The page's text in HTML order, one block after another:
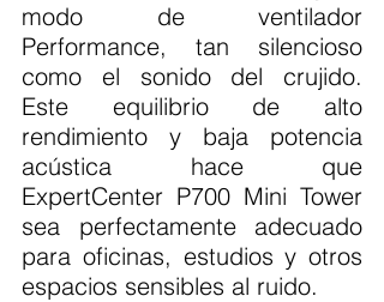
modo de ventilador
Performance, tan silencioso
como el sonido del crujido.
Este equilibrio de alto
rendimiento y baja potencia
acústica hace que
ExpertCenter P700 Mini Tower
sea perfectamente adecuado
para oficinas, estudios y otros
espacios sensibles al ruido.